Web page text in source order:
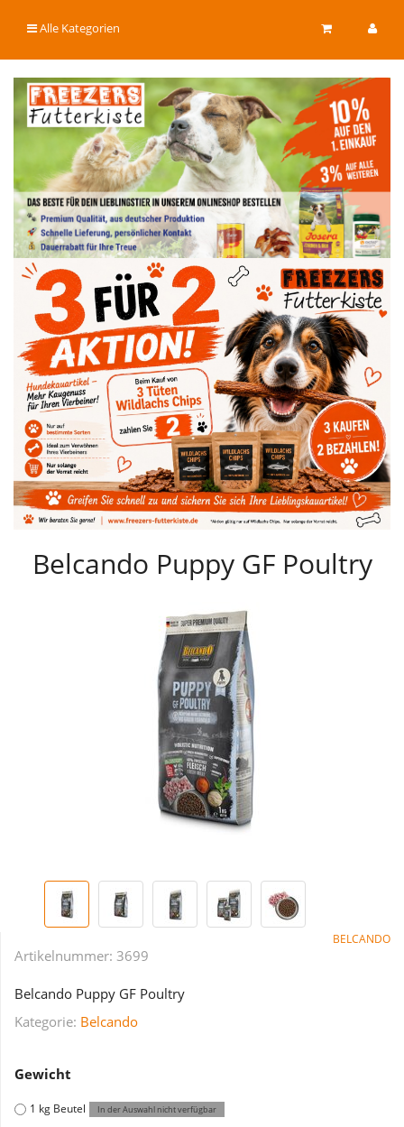
Alle Kategorien
Belcando Puppy GF Poultry
BELCANDO
Artikelnummer: 3699
Belcando Puppy GF Poultry
Kategorie: Belcando
Gewicht
1 kg Beutel In der Auswahl nicht verfügbar